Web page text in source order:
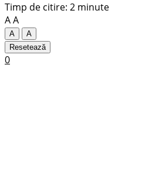
Timp de citire: 2 minute
AA
A
A
Resetează
0